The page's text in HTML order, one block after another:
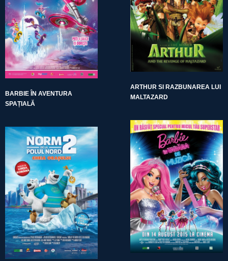
BARBIE ÎN AVENTURA
SPAȚIALĂ
ARTHUR SI RAZBUNAREA LUI
MALTAZARD